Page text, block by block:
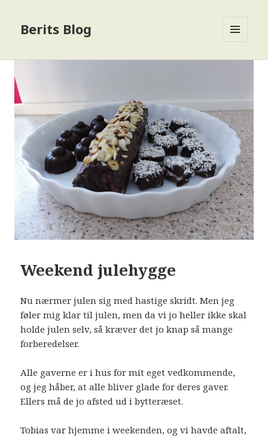
Berits Blog
Weekend julehygge
Nu nærmer julen sig med hastige skridt. Men jeg
føler mig klar til julen, men da vi jo heller ikke skal
holde julen selv, så kræver det jo knap så mange
forberedelser.
Alle gaverne er i hus for mit eget vedkommende,
og jeg håber, at alle bliver glade for deres gaver.
Ellers må de jo afsted ud i bytteræset.
Tobias var hjemme i weekenden, og vi havde aftalt,